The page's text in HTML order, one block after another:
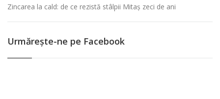
Zincarea la cald: de ce rezistă stâlpii Mitaș zeci de ani
Urmăreşte-ne pe Facebook